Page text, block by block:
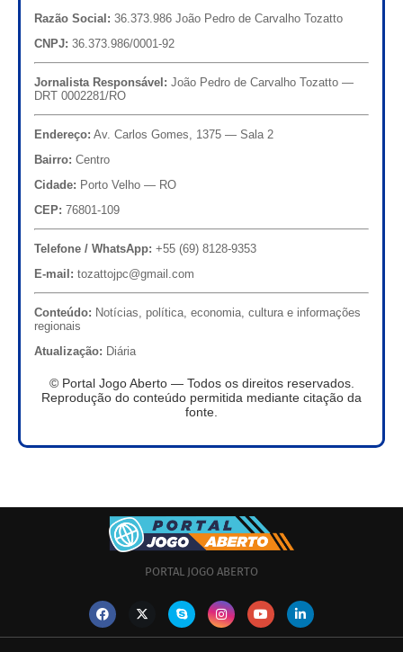
Razão Social: 36.373.986 João Pedro de Carvalho Tozatto
CNPJ: 36.373.986/0001-92
Jornalista Responsável: João Pedro de Carvalho Tozatto —
DRT 0002281/RO
Endereço: Av. Carlos Gomes, 1375 — Sala 2
Bairro: Centro
Cidade: Porto Velho — RO
CEP: 76801-109
Telefone / WhatsApp: +55 (69) 8128-9353
E-mail: tozattojpc@gmail.com
Conteúdo: Notícias, política, economia, cultura e informações
regionais
Atualização: Diária
© Portal Jogo Aberto — Todos os direitos reservados.
Reprodução do conteúdo permitida mediante citação da
fonte.
PORTAL JOGO ABERTO